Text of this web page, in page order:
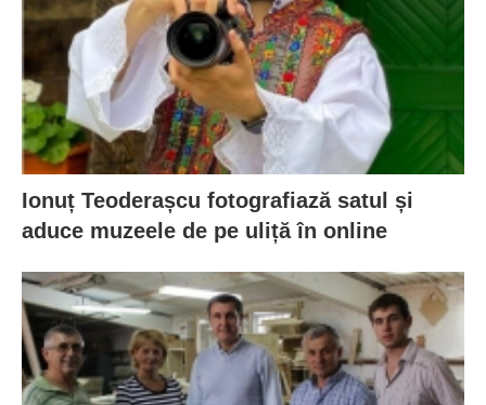
Ionuț Teoderașcu fotografiază satul și
aduce muzeele de pe uliță în online